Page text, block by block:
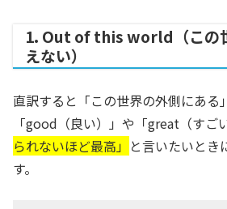
1. Out of this world（この
えない）
直訳すると「この世界の外側にある
「good（良い）」や「great（すご
られないほど最高」 と言いたいとき
す。